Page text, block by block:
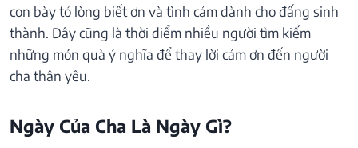
con bày tỏ lòng biết ơn và tình cảm dành cho đấng sinh
thành. Đây cũng là thời điểm nhiều người tìm kiếm
những món quà ý nghĩa để thay lời cảm ơn đến người
cha thân yêu.
Ngày Của Cha Là Ngày Gì?